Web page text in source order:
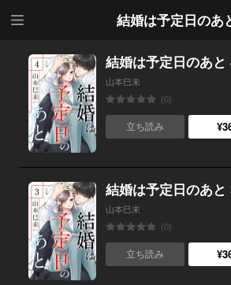
結婚は予定日のあ
結婚は予定日のあと
山本巳未
(0)
立ち読み
結婚は予定日のあと
山本巳未
(0)
立ち読み